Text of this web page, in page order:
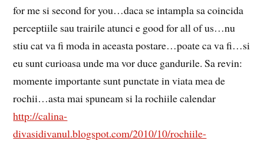
for me si second for you…daca se intampla sa coincida
perceptiile sau trairile atunci e good for all of us…nu
stiu cat va fi moda in aceasta postare…poate ca va fi…si
eu sunt curioasa unde ma vor duce gandurile. Sa revin:
momente importante sunt punctate in viata mea de
rochii…asta mai spuneam si la rochiile calendar
http://calina-
divasidivanul.blogspot.com/2010/10/rochiile-